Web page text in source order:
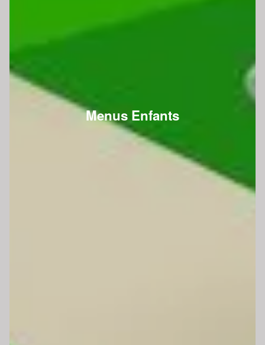
Menus Enfants